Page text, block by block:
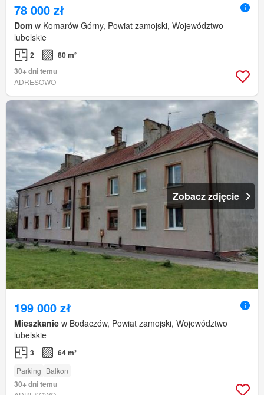
78 000 zł
Dom w Komarów Górny, Powiat zamojski, Województwo
lubelskie
2
80 m²
30+ dni temu
ADRESOWO
Zobacz zdjęcie
199 000 zł
Mieszkanie w Bodaczów, Powiat zamojski, Województwo
lubelskie
3 64 m²
Parking Balkon
30+ dni temu